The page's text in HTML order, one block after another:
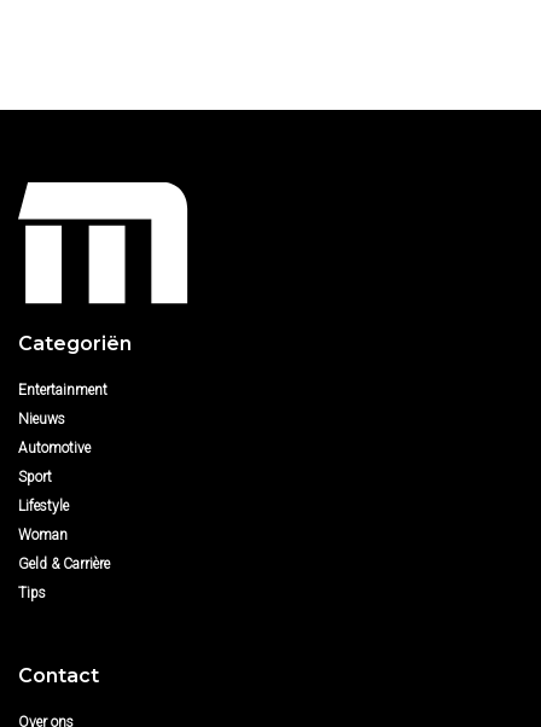
Categoriën
Entertainment
Nieuws
Automotive
Sport
Lifestyle
Woman
Geld & Carrière
Tips
Contact
Over ons